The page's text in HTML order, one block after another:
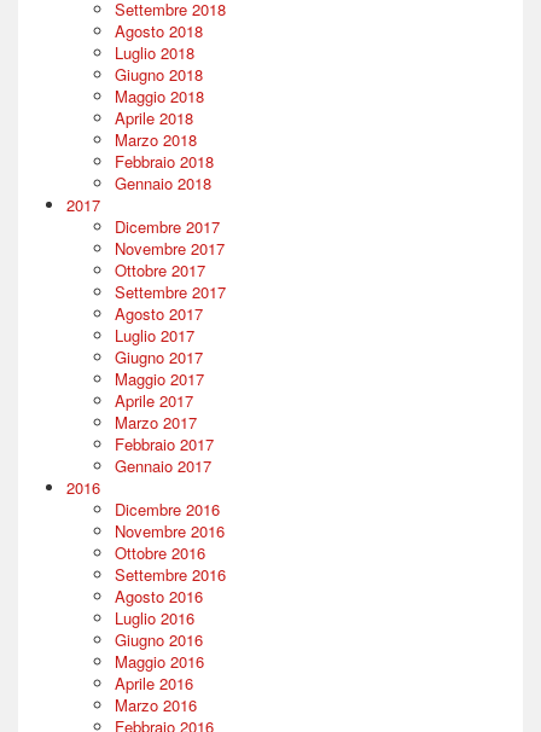
Settembre 2018
Agosto 2018
Luglio 2018
Giugno 2018
Maggio 2018
Aprile 2018
Marzo 2018
Febbraio 2018
Gennaio 2018
2017
Dicembre 2017
Novembre 2017
Ottobre 2017
Settembre 2017
Agosto 2017
Luglio 2017
Giugno 2017
Maggio 2017
Aprile 2017
Marzo 2017
Febbraio 2017
Gennaio 2017
2016
Dicembre 2016
Novembre 2016
Ottobre 2016
Settembre 2016
Agosto 2016
Luglio 2016
Giugno 2016
Maggio 2016
Aprile 2016
Marzo 2016
Febbraio 2016